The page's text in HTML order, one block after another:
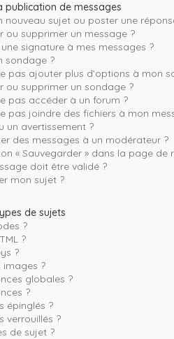
publication de messages
nouveau sujet ou poster une
ou supprimer un message ?
signature à mes messages ?
sondage ?
pas ajouter plus d’options à mon
ou supprimer un sondage ?
pas accéder à un forum ?
pas joindre des fichiers à mon
un avertissement ?
des messages à un modérateur ?
« Sauvegarder » dans la page de
doit être validé ?
mon sujet ?
de sujets
?
?
?
images ?
globales ?
?
épinglés ?
verrouillés ?
de sujet ?